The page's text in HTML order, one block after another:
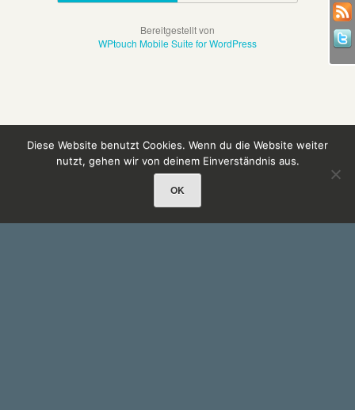
Bereitgestellt von
WPtouch Mobile Suite for WordPress
Diese Website benutzt Cookies. Wenn du die Website weiter
nutzt, gehen wir von deinem Einverständnis aus.
OK